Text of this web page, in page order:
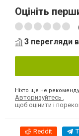
Оцініть
3 перегляди
Ніхто ще не
Авторизуйтесь ,
щоб оцінити і
Reddit